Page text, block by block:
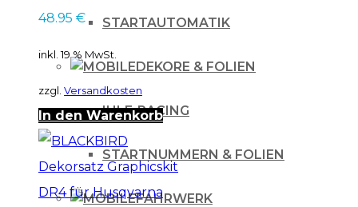
STARTAUTOMATIK
DEKORE & FOLIEN
IHLE-RACING
STARTNUMMERN & FOLIEN
FAHRWERK
48.95 €
inkl. 19 % MwSt.
zzgl. Versandkosten
In den Warenkorb